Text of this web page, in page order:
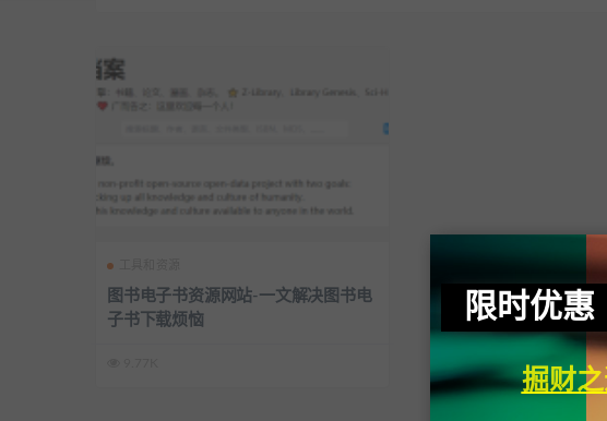
图书电子书资源网站-一文解决图书电
子书下载烦恼
限时优惠
掘财